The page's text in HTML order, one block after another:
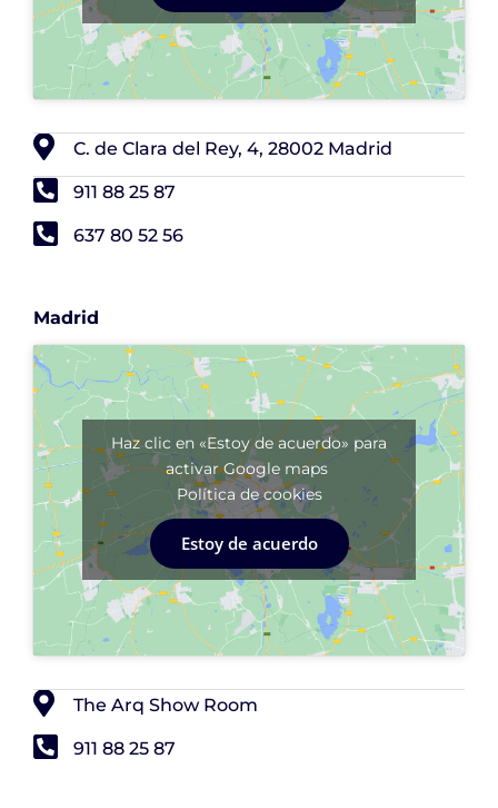
C. de Clara del Rey, 4, 28002 Madrid
911 88 25 87
637 80 52 56
Madrid
Haz clic en «Estoy de acuerdo» para
activar Google maps
Política de cookies
Estoy de acuerdo
The Arq Show Room
911 88 25 87